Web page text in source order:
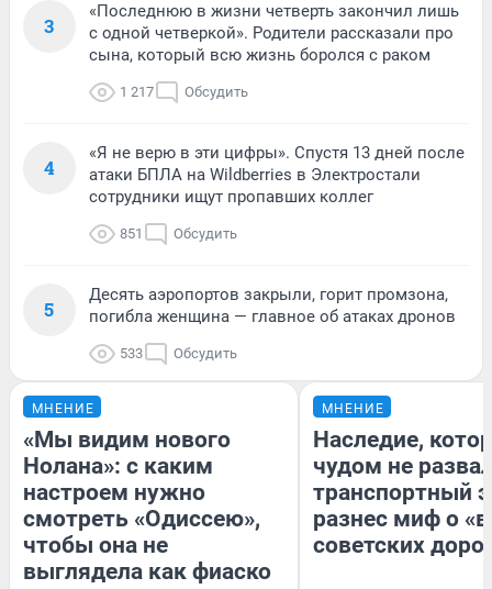
3
«Последнюю в жизни четверть закончил лишь
с одной четверкой». Родители рассказали про
сына, который всю жизнь боролся с раком
1 217 Обсудить
4
«Я не верю в эти цифры». Спустя 13 дней после
атаки БПЛА на Wildberries в Электростали
сотрудники ищут пропавших коллег
851 Обсудить
5
Десять аэропортов закрыли, горит промзона,
погибла женщина — главное об атаках дронов
533 Обсудить
МНЕНИЕ
«Мы видим нового
Нолана»: с каким
настроем нужно
смотреть «Одиссею»,
чтобы она не
выглядела как фиаско
МНЕНИЕ
Наследие,
чудом не
транспортный
разнес миф о
советских